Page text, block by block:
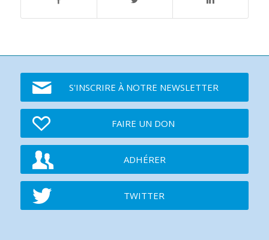
S'INSCRIRE À NOTRE NEWSLETTER
FAIRE UN DON
ADHÉRER
TWITTER